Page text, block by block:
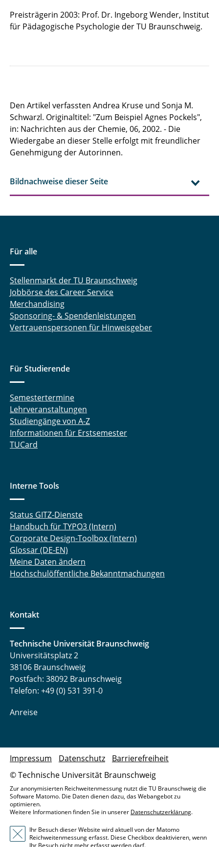
Preisträgerin 2003: Prof. Dr. Ingeborg Wender, Institut
für Pädagogische Psychologie der TU Braunschweig.
Den Artikel verfassten Andrea Kruse und Sonja M.
Schwarzl. Originaltitel: "Zum Beispiel Agnes Pockels",
in: Nachrichten aus der Chemie, 06, 2002. - Die
Wiedergabe an dieser Stelle erfolgt mit freundlicher
Genehmigung der Autorinnen.
Bildnachweise dieser Seite
Für alle
Stellenmarkt der TU Braunschweig
Jobbörse des Career Service
Merchandising
Sponsoring- & Spendenleistungen
Vertrauenspersonen für Hinweisgeber
Für Studierende
Semestertermine
Lehrveranstaltungen
Studiengänge von A-Z
Informationen für Erstsemester
TUCard
Interne Tools
Status GITZ-Dienste
Handbuch für TYPO3 (Intern)
Corporate Design-Toolbox (Intern)
Glossar (DE-EN)
Meine Daten ändern
Hochschulöffentliche Bekanntmachungen
Kontakt
Technische Universität Braunschweig
Universitätsplatz 2
38106 Braunschweig
Postfach: 38092 Braunschweig
Telefon: +49 (0) 531 391-0
Anreise
© Technische Universität Braunschweig
Impressum Datenschutz Barrierefreiheit
Zur anonymisierten Reichweitenmessung nutzt die TU Braunschweig die
Software Matomo. Die Daten dienen dazu, das Webangebot zu
optimieren.
Weitere Informationen finden Sie in unserer Datenschutzerklärung.
Ihr Besuch dieser Website wird aktuell von der Matomo
Reichweitenmessung erfasst. Diese Checkbox deaktivieren, wenn
Ihr Besuch nicht mehr erfasst werden darf.